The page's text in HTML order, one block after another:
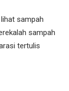
sampah
sampah
tertulis